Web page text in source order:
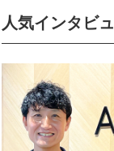
人気インタビ